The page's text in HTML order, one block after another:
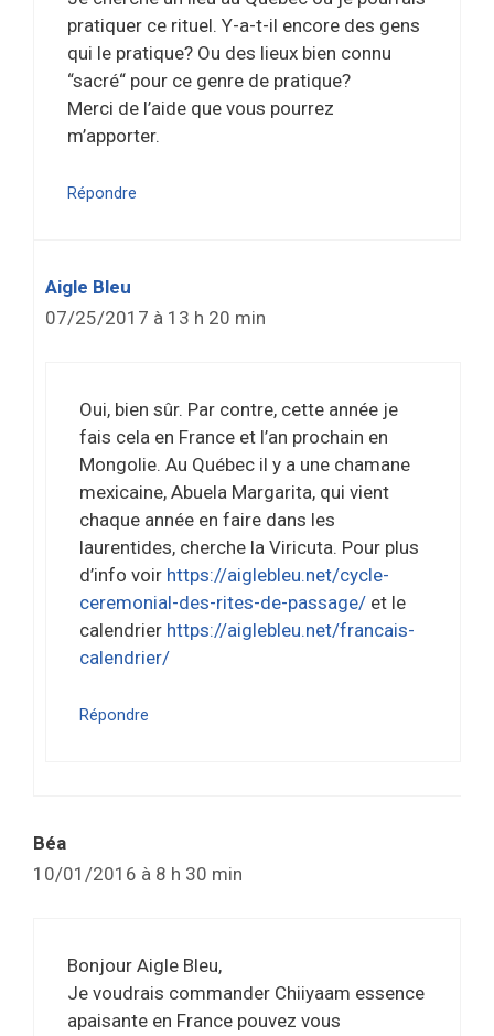
pratiquer ce rituel. Y-a-t-il encore des gens
qui le pratique? Ou des lieux bien connu
“sacré“ pour ce genre de pratique?
Merci de l’aide que vous pourrez
m’apporter.
Répondre
Aigle Bleu
07/25/2017 à 13 h 20 min
Oui, bien sûr. Par contre, cette année je
fais cela en France et l’an prochain en
Mongolie. Au Québec il y a une chamane
mexicaine, Abuela Margarita, qui vient
chaque année en faire dans les
laurentides, cherche la Viricuta. Pour plus
d’info voir https://aiglebleu.net/cycle-
ceremonial-des-rites-de-passage/ et le
calendrier https://aiglebleu.net/francais-
calendrier/
Répondre
Béa
10/01/2016 à 8 h 30 min
Bonjour Aigle Bleu,
Je voudrais commander Chiiyaam essence
apaisante en France pouvez vous